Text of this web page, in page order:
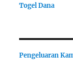
Togel Dana
Pengeluaran